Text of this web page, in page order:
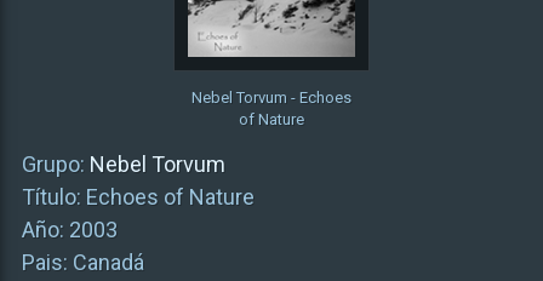
Nebel Torvum - Echoes
of Nature
Grupo: Nebel Torvum
Título: Echoes of Nature
Año: 2003
Pais: Canadá